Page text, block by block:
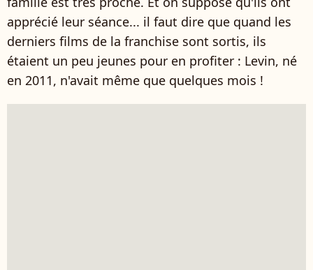
apprécié leur séance... il faut dire que quand les
derniers films de la franchise sont sortis, ils
étaient un peu jeunes pour en profiter : Levin, né
en 2011, n'avait même que quelques mois !